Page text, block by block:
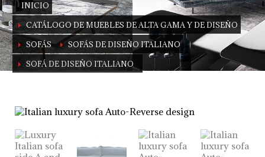
INICIO
CATÁLOGO DE MUEBLES DE ALTA GAMA Y DE DISEÑO
SOFÁS SOFÁS DE DISEÑO ITALIANO
SOFÁ DE DISEÑO ITALIANO
gama
Diseñado por Giuseppe Vigano